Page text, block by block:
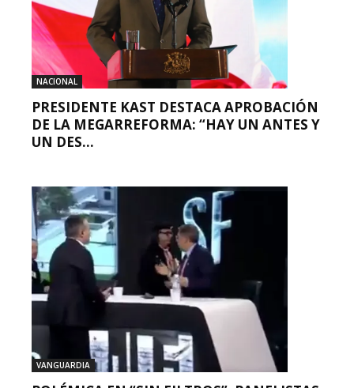
NACIONAL
PRESIDENTE KAST DESTACA APROBACIÓN
DE LA MEGARREFORMA: “HAY UN ANTES Y
UN DES...
VANGUARDIA